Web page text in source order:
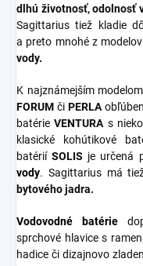
dlhú životnosť, odolnosť
Sagittarius tiež kladie
a preto mnohé z
vody.
K najznámejším
FORUM či PERLA
batérieVENTURAs
klasické kohútikové
batériíSOLIS je určená
vody. Sagittarius má
bytového jadra.
Vodovodné batérie
sprchové hlavice s
hadice či dizajnovo